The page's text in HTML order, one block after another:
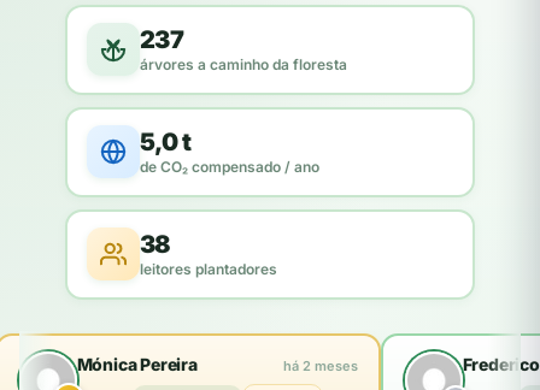
237
árvores a caminho da floresta
5,0 t
de CO₂ compensado / ano
38
leitores plantadores
Mónica Pereira há 2 meses